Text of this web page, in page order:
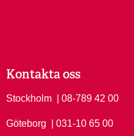
Kontakta oss
Stockholm Ring Stockholm på
| 08-789 42 00
Göteborg Ring Göteborg på
| 031-10 65 00